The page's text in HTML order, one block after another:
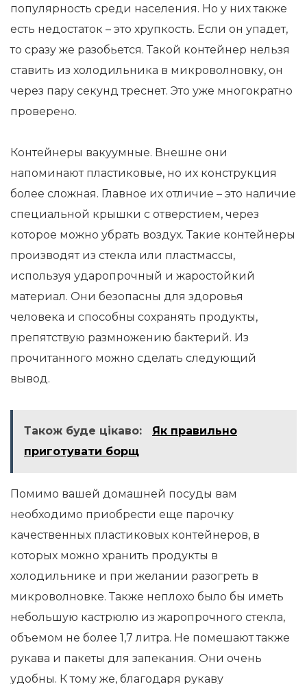
популярность среди населения. Но у них также
есть недостаток – это хрупкость. Если он упадет,
то сразу же разобьется. Такой контейнер нельзя
ставить из холодильника в микроволновку, он
через пару секунд треснет. Это уже многократно
проверено.
Контейнеры вакуумные. Внешне они
напоминают пластиковые, но их конструкция
более сложная. Главное их отличие – это наличие
специальной крышки с отверстием, через
которое можно убрать воздух. Такие контейнеры
производят из стекла или пластмассы,
используя ударопрочный и жаростойкий
материал. Они безопасны для здоровья
человека и способны сохранять продукты,
препятствую размножению бактерий. Из
прочитанного можно сделать следующий
вывод.
Також буде цікаво:
Як правильно
приготувати борщ
Помимо вашей домашней посуды вам
необходимо приобрести еще парочку
качественных пластиковых контейнеров, в
которых можно хранить продукты в
холодильнике и при желании разогреть в
микроволновке. Также неплохо было бы иметь
небольшую кастрюлю из жаропрочного стекла,
объемом не более 1,7 литра. Не помешают также
рукава и пакеты для запекания. Они очень
удобны. К тому же, благодаря рукаву